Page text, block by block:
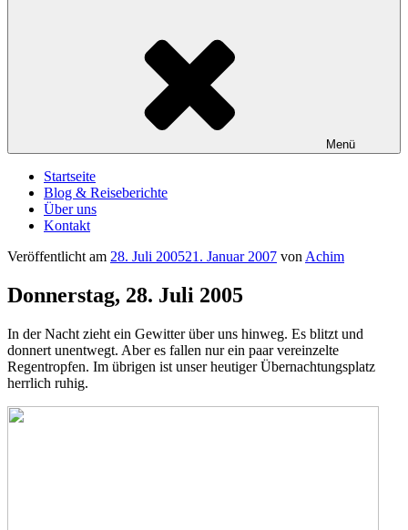
Menü
Startseite
Blog & Reiseberichte
Über uns
Kontakt
Veröffentlicht am 28. Juli 200521. Januar 2007 von Achim
Donnerstag, 28. Juli 2005
In der Nacht zieht ein Gewitter über uns hinweg. Es blitzt und
donnert unentwegt. Aber es fallen nur ein paar vereinzelte
Regentropfen. Im übrigen ist unser heutiger Übernachtungsplatz
herrlich ruhig.